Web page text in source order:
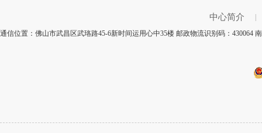
中心简介
|
通信位置：佛山市武昌区武珞路45-6新时间运用心中35楼 邮政物流识别码：430064